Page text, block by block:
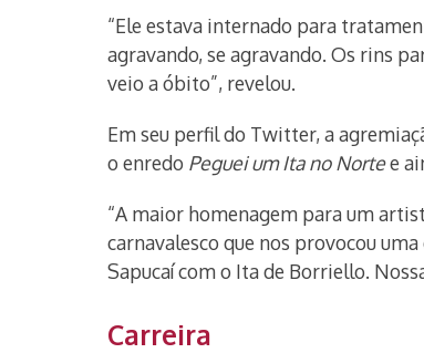
“Ele estava internado para
agravando, se agravando. Os rins
veio a óbito”, revelou.
Em seu perfil do Twitter, a
o enredo Peguei um Ita no Nortee
“A maior homenagem para um
carnavalesco que nos provocou
Sapucaí com o Ita de Borriello.
Carreira